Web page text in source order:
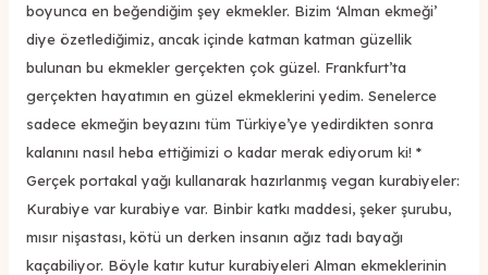
boyunca en beğendiğim şey ekmekler. Bizim ‘Alman ekmeği’
diye özetlediğimiz, ancak içinde katman katman güzellik
bulunan bu ekmekler gerçekten çok güzel. Frankfurt’ta
gerçekten hayatımın en güzel ekmeklerini yedim. Senelerce
sadece ekmeğin beyazını tüm Türkiye’ye yedirdikten sonra
kalanını nasıl heba ettiğimizi o kadar merak ediyorum ki! *
Gerçek portakal yağı kullanarak hazırlanmış vegan kurabiyeler:
Kurabiye var kurabiye var. Binbir katkı maddesi, şeker şurubu,
mısır nişastası, kötü un derken insanın ağız tadı bayağı
kaçabiliyor. Böyle katır kutur kurabiyeleri Alman ekmeklerinin